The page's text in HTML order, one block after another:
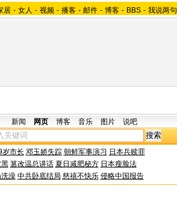
居 - 女人 - 视频 - 播客 - 邮件 - 博客 - BBS - 我说两句
新闻 网页 博客 音乐 图片 说吧
岁市长 邓玉娇失踪 朝鲜军事演习 日本兵赎罪
篡改温总讲话 夏日减肥秘方 日本瘦脸法
澡 中共卧底结局 慈禧不快乐 侵略中国报告